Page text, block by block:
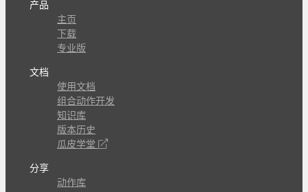
产品
主页
下载
专业版
文档
使用文档
组合动作开发
知识库
版本历史
瓜皮学堂
分享
动作库